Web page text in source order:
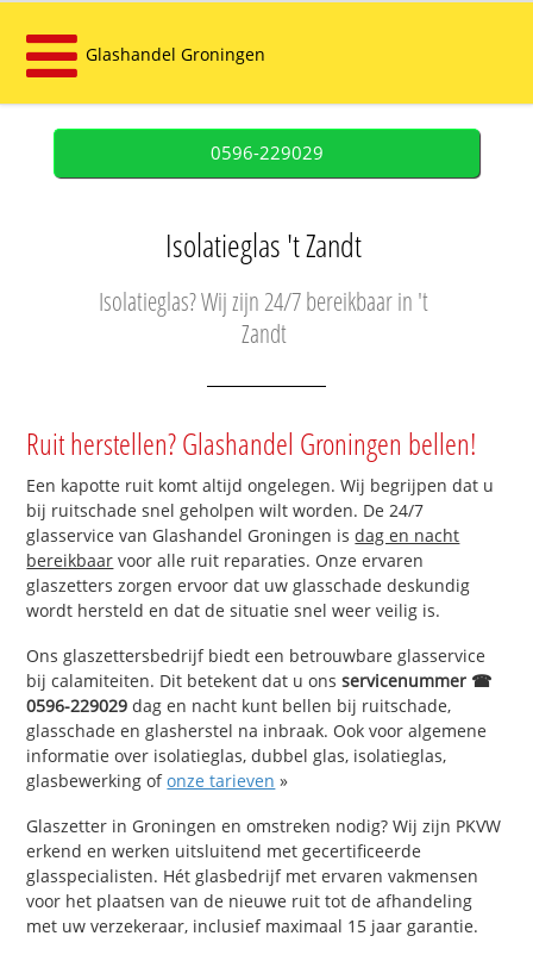
Glashandel Groningen
0596-229029
Isolatieglas 't Zandt
Isolatieglas? Wij zijn 24/7 bereikbaar in 't
Zandt
Ruit herstellen? Glashandel Groningen bellen!
Een kapotte ruit komt altijd ongelegen. Wij begrijpen dat u
bij ruitschade snel geholpen wilt worden. De 24/7
glasservice van Glashandel Groningen isdag en nacht
bereikbaar voor alle ruit reparaties. Onze ervaren
glaszetters zorgen ervoor dat uw glasschade deskundig
wordt hersteld en dat de situatie snel weer veilig is.
Ons glaszettersbedrijf biedt een betrouwbare glasservice
bij calamiteiten. Dit betekent dat u onsservicenummer ☎
0596-229029 dag en nacht kunt bellen bij ruitschade,
glasschade en glasherstel na inbraak. Ook voor algemene
informatie over isolatieglas, dubbel glas, isolatieglas,
glasbewerking ofonze tarieven »
Glaszetter in Groningen en omstreken nodig? Wij zijn PKVW
erkend en werken uitsluitend met gecertificeerde
glasspecialisten. Hét glasbedrijf met ervaren vakmensen
voor het plaatsen van de nieuwe ruit tot de afhandeling
met uw verzekeraar, inclusief maximaal 15 jaar garantie.